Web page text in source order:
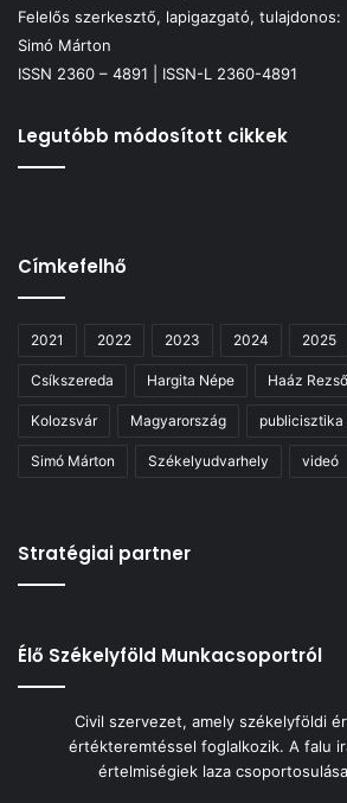
Felelős szerkesztő, lapigazgató, tulajdonos:
Simó Márton
ISSN 2360 – 4891 | ISSN-L 2360-4891
Legutóbb módosított cikkek
Címkefelhő
2021 2022 2023 2024 2025
Csíkszereda Hargita Népe Haáz
Kolozsvár Magyarország publicisztika
Simó Márton Székelyudvarhely videó
Stratégiai partner
Élő Székelyföld Munkacsoportról
Civil szervezet, amely székelyföldi
értékteremtéssel foglalkozik. A falu
értelmiségiek laza